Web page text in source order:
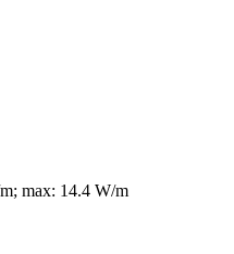
max: 14.4 W/m